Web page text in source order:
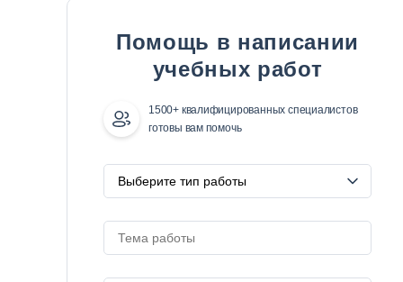
Помощь в написании
учебных работ
1500+ квалифицированных специалистов
готовы вам помочь